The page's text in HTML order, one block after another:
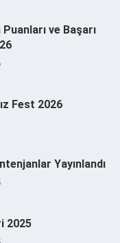
ve Başarı
Fest 2026
Yayınlandı
2025